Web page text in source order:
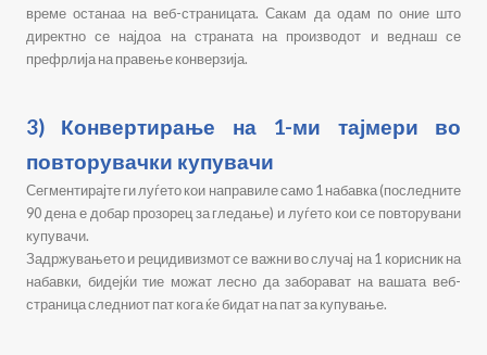
време останаа на веб-страницата. Сакам да одам по оние што
директно се најдоа на страната на производот и веднаш се
префрлија на правење конверзија.
3) Конвертирање на 1-ми тајмери во
повторувачки купувачи
Сегментирајте ги луѓето кои направиле само 1 набавка (последните
90 дена е добар прозорец за гледање) и луѓето кои се повторувани
купувачи.
Задржувањето и рецидивизмот се важни во случај на 1 корисник на
набавки, бидејќи тие можат лесно да заборават на вашата веб-
страница следниот пат кога ќе бидат на пат за купување.